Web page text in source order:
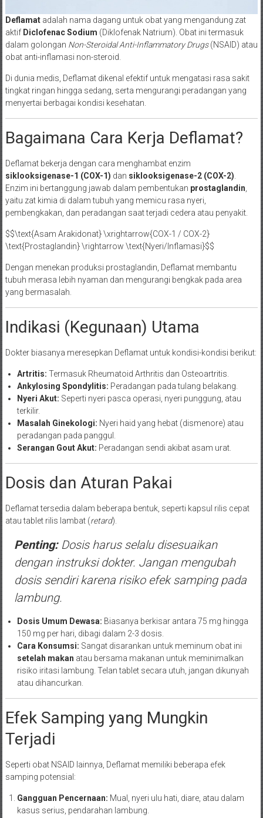
Deflamatadalah nama dagang untuk obat yang mengandung zat
aktif Diclofenac Sodium (Diklofenak Natrium). Obat ini termasuk
dalam golongan Non-Steroidal Anti-Inflammatory Drugs(NSAID) atau
obat anti-inflamasi non-steroid.
Di dunia medis, Deflamat dikenal efektif untuk mengatasi rasa sakit
tingkat ringan hingga sedang, serta mengurangi peradangan yang
menyertai berbagai kondisi kesehatan.
Bagaimana Cara Kerja Deflamat?
Deflamat bekerja dengan cara menghambat enzim
siklooksigenase-1 (COX-1) dan siklooksigenase-2 (COX-2)
Enzim ini bertanggung jawab dalam pembentukan prostaglandin
yaitu zat kimia di dalam tubuh yang memicu rasa nyeri,
pembengkakan, dan peradangan saat terjadi cedera atau penyakit.
$$\text{Asam Arakidonat} \xrightarrow{COX-1 / COX-2}
\text{Prostaglandin} \rightarrow \text{Nyeri/Inflamasi}$$
Dengan menekan produksi prostaglandin, Deflamat membantu
tubuh merasa lebih nyaman dan mengurangi bengkak pada area
yang bermasalah.
Indikasi (Kegunaan) Utama
Dokter biasanya meresepkan Deflamat untuk kondisi-kondisi berikut:
Artritis: Termasuk Rheumatoid Arthritis dan Osteoartritis.
Ankylosing Spondylitis: Peradangan pada tulang belakang.
Nyeri Akut: Seperti nyeri pasca operasi, nyeri punggung, atau
terkilir.
Masalah Ginekologi: Nyeri haid yang hebat (dismenore) atau
peradangan pada panggul.
Serangan Gout Akut: Peradangan sendi akibat asam urat.
Dosis dan Aturan Pakai
Deflamat tersedia dalam beberapa bentuk, seperti kapsul rilis cepat
atau tablet rilis lambat (retard).
Penting:Dosis harus selalu disesuaikan
dengan instruksi dokter. Jangan mengubah
dosis sendiri karena risiko efek samping pada
lambung.
Dosis Umum Dewasa: Biasanya berkisar antara 75 mg hingga
150 mg per hari, dibagi dalam 2-3 dosis.
Cara Konsumsi: Sangat disarankan untuk meminum obat ini
setelah makan atau bersama makanan untuk meminimalkan
risiko iritasi lambung. Telan tablet secara utuh, jangan dikunyah
atau dihancurkan.
Efek Samping yang Mungkin
Terjadi
Seperti obat NSAID lainnya, Deflamat memiliki beberapa efek
samping potensial:
Gangguan Pencernaan: Mual, nyeri ulu hati, diare, atau dalam
kasus serius, pendarahan lambung.